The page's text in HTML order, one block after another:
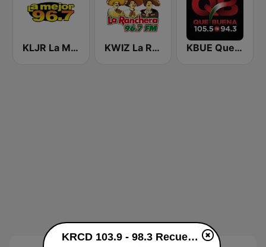
KLJR La Mejor 96.7 FM KWIZ La Ranchera 96.7 FM (US Only) KBUE Que Buena 105.5 / 94.3 FM (US Only)
KRCD 103.9 - 98.3 Recuerdo (US Only) en línea